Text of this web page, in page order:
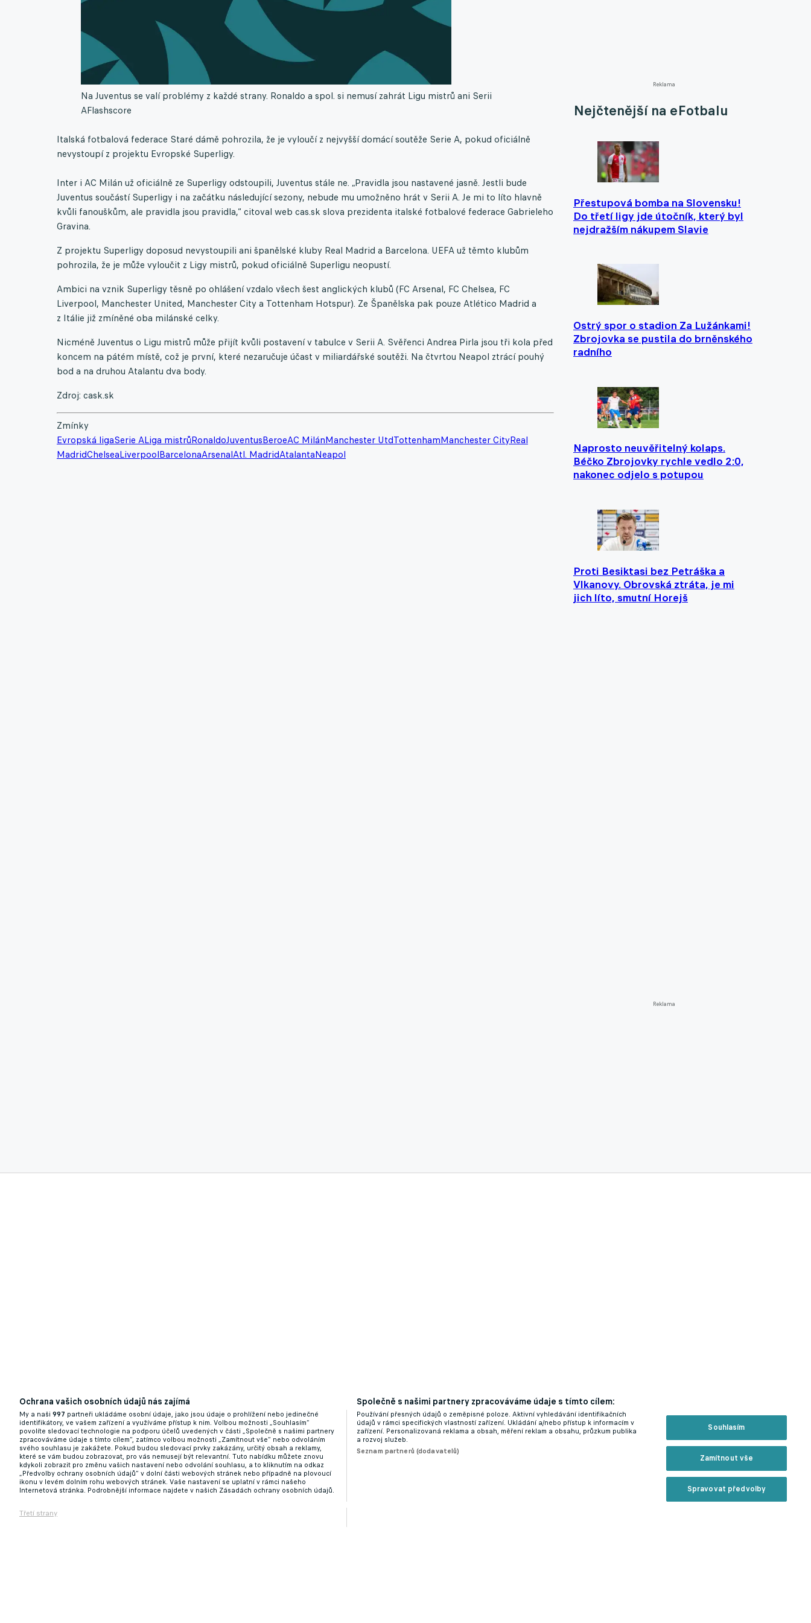
Reklama
Nejčtenější na eFotbalu
Přestupová bomba na Slovensku!
Do třetí ligy jde útočník, který byl
nejdražším nákupem Slavie
Ostrý spor o stadion Za Lužánkami!
Zbrojovka se pustila do brněnského
radního
Naprosto neuvěřitelný kolaps.
Béčko Zbrojovky rychle vedlo 2:0,
nakonec odjelo s potupou
Proti Besiktasi bez Petráška a
Vlkanovy. Obrovská ztráta, je mi
jich líto, smutní Horejš
Reklama
Na Juventus se valí problémy z každé strany. Ronaldo a spol. si nemusí zahrát Ligu mistrů ani Serii
AFlashscore
Italská fotbalová federace Staré dámě pohrozila, že je vyloučí z nejvyšší domácí soutěže Serie A, pokud oficiálně
nevystoupí z projektu Evropské Superligy.
Inter i AC Milán už oficiálně ze Superligy odstoupili, Juventus stále ne. „Pravidla jsou nastavené jasně. Jestli bude
Juventus součástí Superligy i na začátku následující sezony, nebude mu umožněno hrát v Serii A. Je mi to líto hlavně
kvůli fanouškům, ale pravidla jsou pravidla,“ citoval web cas.sk slova prezidenta italské fotbalové federace Gabrieleho
Gravina.
Z projektu Superligy doposud nevystoupili ani španělské kluby Real Madrid a Barcelona. UEFA už těmto klubům
pohrozila, že je může vyloučit z Ligy mistrů, pokud oficiálně Superligu neopustí.
Ambici na vznik Superligy těsně po ohlášení vzdalo všech šest anglických klubů (FC Arsenal, FC Chelsea, FC
Liverpool, Manchester United, Manchester City a Tottenham Hotspur). Ze Španělska pak pouze Atlético Madrid a
z Itálie již zmíněné oba milánské celky.
Nicméně Juventus o Ligu mistrů může přijít kvůli postavení v tabulce v Serii A. Svěřenci Andrea Pirla jsou tři kola před
koncem na pátém místě, což je první, které nezaručuje účast v miliardářské soutěži. Na čtvrtou Neapol ztrácí pouhý
bod a na druhou Atalantu dva body.
Zdroj: cask.sk
Zmínky
Evropská ligaSerie ALiga mistrůRonaldoJuventusBeroeAC MilánManchester UtdTottenhamManchester CityReal
MadridChelseaLiverpoolBarcelonaArsenalAtl. MadridAtalantaNeapol
Ochrana vašich osobních údajů nás zajímá
My a naši 997 partneři ukládáme osobní údaje, jako jsou údaje o prohlížení nebo jedinečné
identifikátory, ve vašem zařízení a využíváme přístup k nim. Volbou možnosti „Souhlasím“
povolíte sledovací technologie na podporu účelů uvedených v části „Společně s našimi partnery
zpracováváme údaje s tímto cílem“, zatímco volbou možnosti „Zamítnout vše“ nebo odvoláním
svého souhlasu je zakážete. Pokud budou sledovací prvky zakázány, určitý obsah a reklamy,
které se vám budou zobrazovat, pro vás nemusejí být relevantní. Tuto nabídku můžete znovu
kdykoli zobrazit pro změnu vašich nastavení nebo odvolání souhlasu, a to kliknutím na odkaz
„Předvolby ochrany osobních údajů“ v dolní části webových stránek nebo případně na plovoucí
ikonu v levém dolním rohu webových stránek. Vaše nastavení se uplatní v rámci našeho
Internetová stránka. Podrobnější informace najdete v našich Zásadách ochrany osobních údajů.
Třetí strany
Společně s našimi partnery zpracováváme údaje s tímto cílem:
Používání přesných údajů o zeměpisné poloze. Aktivní vyhledávání identifikačních
údajů v rámci specifických vlastností zařízení. Ukládání a/nebo přístup k informacím v
zařízení. Personalizovaná reklama a obsah, měření reklam a obsahu, průzkum publika
a rozvoj služeb.
Seznam partnerů (dodavatelů)
Souhlasím
Zamítnout vše
Spravovat předvolby